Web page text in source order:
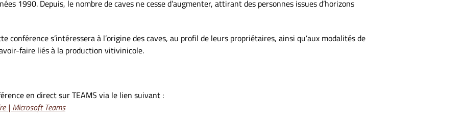
1990. Depuis, le nombre de caves ne cesse d’augmenter, attirant des personnes issues d’horizons
conférence s’intéressera à l’origine des caves, au profil de leurs propriétaires, ainsi qu’aux modalités de
faire liés à la production vitivinicole.
en direct sur TEAMS via le lien suivant :
| Microsoft Teams